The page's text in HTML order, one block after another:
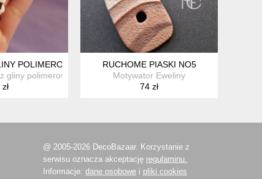
POLIMEROWEJ A'LA KRÓWKA
gliny polimerowej
RUCHOME PIASKI NO5
Motywator Eweliny
74 zł
@ 2005-2026 DecoBazaar. Korzystanie z
serwisu oznacza akceptację regulaminu.
Informacje: dane osobowe i pliki cookies